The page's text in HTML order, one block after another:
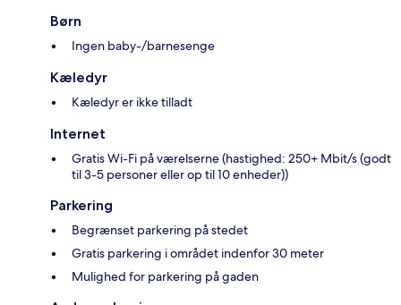
Børn
Ingen baby-/barnesenge
Kæledyr
Kæledyr er ikke tilladt
Internet
Gratis Wi-Fi på værelserne (hastighed: 250+ Mbit/s (godt
til 3-5 personer eller op til 10 enheder))
Parkering
Begrænset parkering på stedet
Gratis parkering i området indenfor 30 meter
Mulighed for parkering på gaden